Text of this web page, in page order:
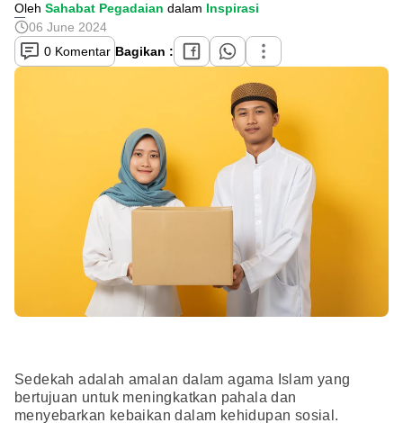
Oleh Sahabat Pegadaian dalam Inspirasi
06 June 2024
0 Komentar Bagikan :
Sedekah adalah amalan dalam agama Islam yang
bertujuan untuk meningkatkan pahala dan
menyebarkan kebaikan dalam kehidupan sosial.